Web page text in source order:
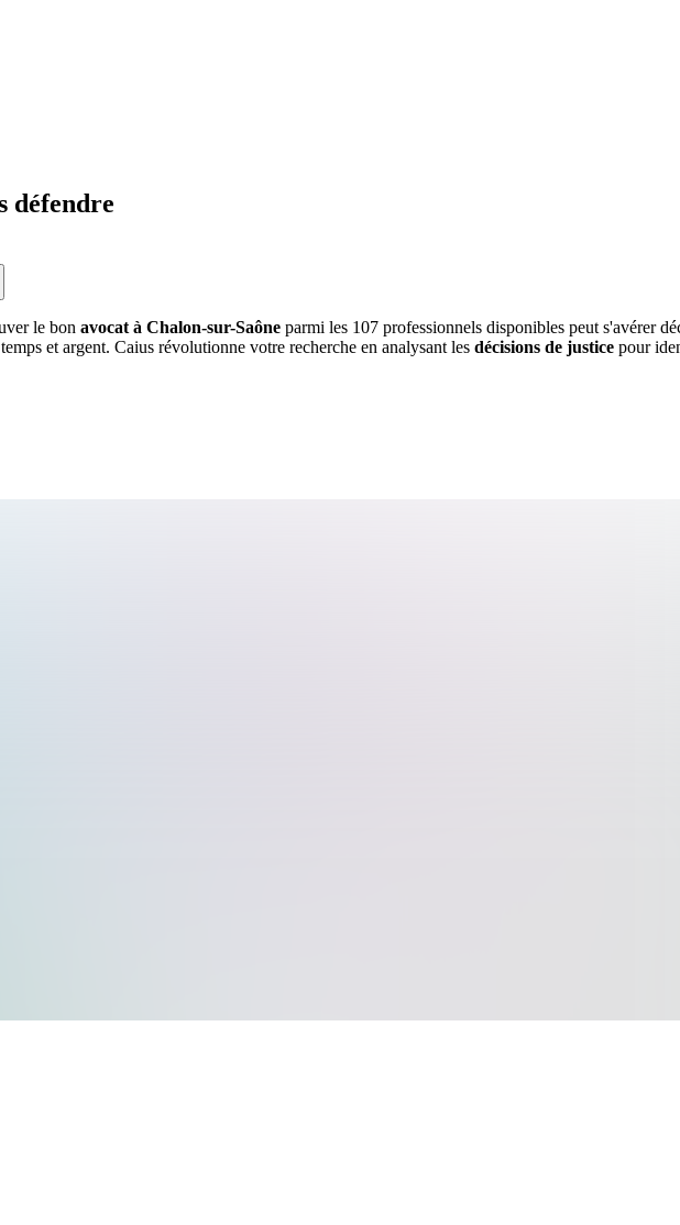
défendre
le bon avocat à Chalon-sur-Saône parmi les 107 professionnels disponibles peut s'avérer
et argent. Caius révolutionne votre recherche en analysant les décisions de justice pour